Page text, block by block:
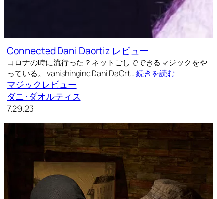
Connected Dani Daortiz レビュー
コロナの時に流行った？ネットごしでできるマジックをや
っている。 vanishinginc Dani DaOrt…続きを読む
マジックレビュー
ダニ･ダオルティス
7.29.23